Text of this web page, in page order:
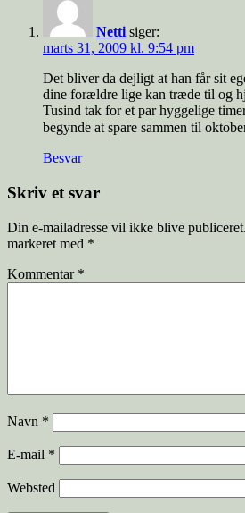
Netti siger:
marts 31, 2009 kl. 9:54 pm
Det bliver da dejligt at han får sit
dine forældre lige kan træde til og
Tusind tak for et par hyggelige
begynde at spare sammen til
Besvar
Skriv et svar
Din e-mailadresse vil ikke blive publiceret.
markeret med *
Kommentar *
Navn *
E-mail *
Websted